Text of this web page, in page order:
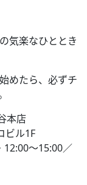
気楽なひととき
めたら、必ずチ
本店
ビル1F
12:00～15:00／